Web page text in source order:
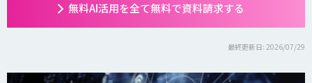
無料AI活用を全て無料で資料請求する
最終更新日: 2026/07/29